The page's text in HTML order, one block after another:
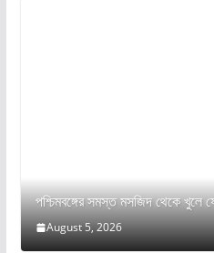
পশ্চিমবঙ্গের সমস্ত মসজিদ থেকে খুলে
August 5, 2026